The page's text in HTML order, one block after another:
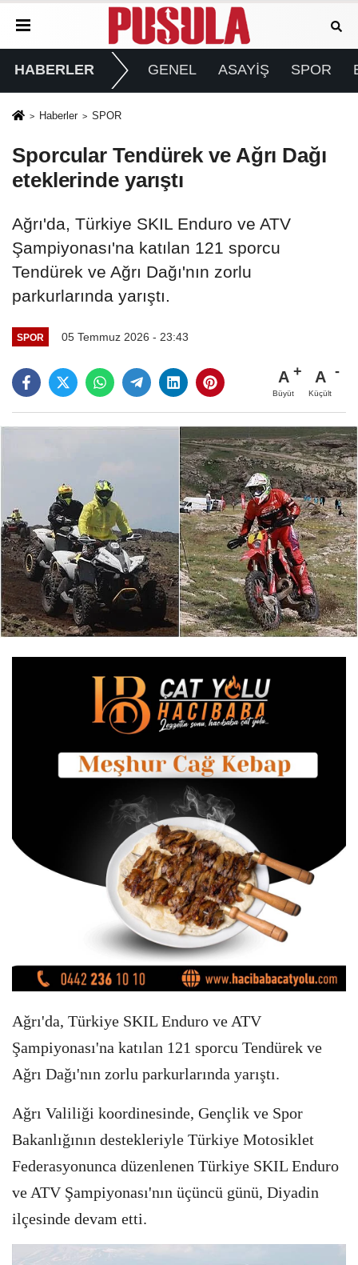
HABERLER GENEL ASAYİŞ SPOR
Haberler SPOR
Sporcular Tendürek ve Ağrı Dağı
eteklerinde yarıştı
Ağrı'da, Türkiye SKIL Enduro ve ATV
Şampiyonası'na katılan 121 sporcu
Tendürek ve Ağrı Dağı'nın zorlu
parkurlarında yarıştı.
SPOR 05 Temmuz 2026 - 23:43
A
Büyüt
A
Küçült
Ağrı'da, Türkiye SKIL Enduro ve ATV
Şampiyonası'na katılan 121 sporcu Tendürek ve
Ağrı Dağı'nın zorlu parkurlarında yarıştı.
Ağrı Valiliği koordinesinde, Gençlik ve Spor
Bakanlığının destekleriyle Türkiye Motosiklet
Federasyonunca düzenlenen Türkiye SKIL Enduro
ve ATV Şampiyonası'nın üçüncü günü, Diyadin
ilçesinde devam etti.